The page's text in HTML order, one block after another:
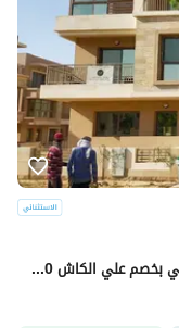
شقه للبيع في كمبوند سراي في المستقبل سيتي بخصم علي الكاش 50% او قسط علي 12 سنه | لوكيشن مميز في القاهره الجديده | Sarai